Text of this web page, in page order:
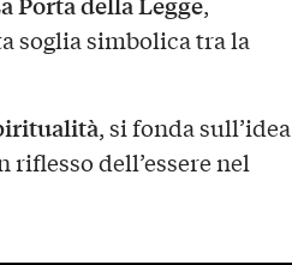
soglia simbolica tra la
, si fonda sull’idea
riflesso dell’essere nel